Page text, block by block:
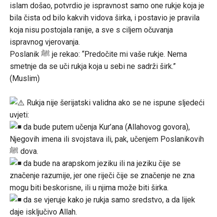
islam došao, potvrdio je ispravnost samo one rukje koja je
bila čista od bilo kakvih vidova širka, i postavio je pravila
koja nisu postojala ranije, a sve s ciljem očuvanja
ispravnog vjerovanja.
Poslanik ﷺ je rekao: “Predočite mi vaše rukje. Nema
smetnje da se uči rukja koja u sebi ne sadrži širk.”
(Muslim)
Rukja nije šerijatski validna ako se ne ispune sljedeći
uvjeti:
da bude putem učenja Kur’ana (Allahovog govora),
Njegovih imena ili svojstava ili, pak, učenjem Poslanikovih
ﷺ dova.
da bude na arapskom jeziku ili na jeziku čije se
značenje razumije, jer one riječi čije se značenje ne zna
mogu biti beskorisne, ili u njima može biti širka.
da se vjeruje kako je rukja samo sredstvo, a da lijek
daje isključivo Allah.